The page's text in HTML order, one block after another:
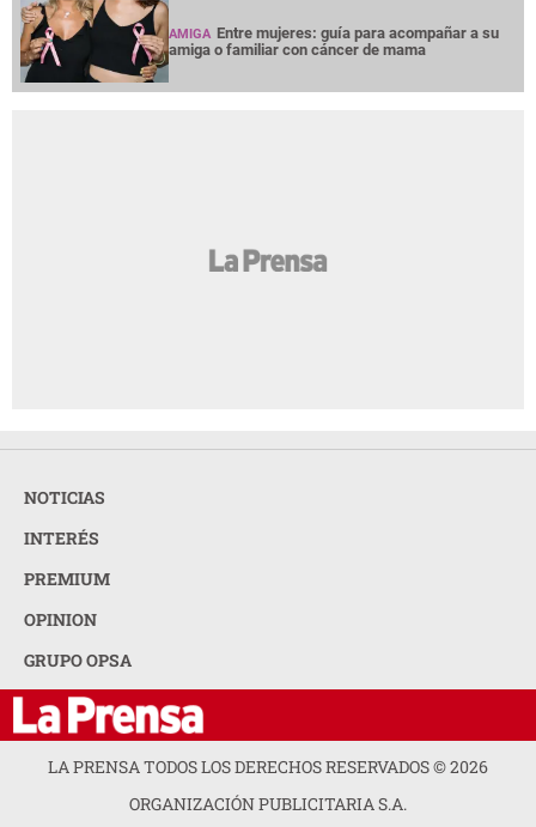
AMIGA Entre mujeres: guía para acompañar a su
amiga o familiar con cáncer de mama
NOTICIAS
INTERÉS
PREMIUM
OPINION
GRUPO OPSA
LA PRENSA TODOS LOS DERECHOS RESERVADOS ©2026
ORGANIZACIÓN PUBLICITARIA S.A.